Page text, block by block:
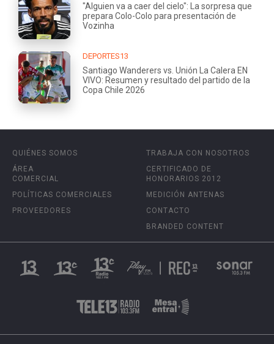
"Alguien va a caer del cielo": La sorpresa que
prepara Colo-Colo para presentación de
Vozinha
DEPORTES13
Santiago Wanderers vs. Unión La Calera EN
VIVO: Resumen y resultado del partido de la
Copa Chile 2026
QUIÉNES SOMOS
ÁREA
COMERCIAL
POLÍTICAS COMERCIALES
PROVEEDORES
TRABAJA CON NOSOTROS
CERTIFICADO DE
HONORARIOS 2012
MEDICIÓN ANTENAS
CONTACTO
BRANDED CONTENT